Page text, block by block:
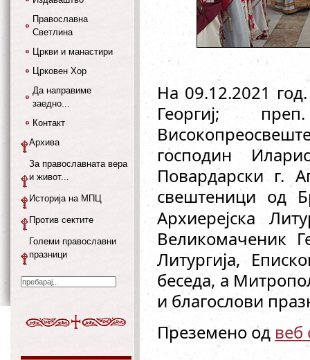
На 09.12.2021
Георгиј;
господин
Повардарски г.
свештеници од
Архиерејска
Великомаченик
Литургија,
беседа, а
и благослови
Преземено од веб
Православна
Светлина
Цркви и манастири
Црковен Хор
Да направиме
заедно...
Контакт
Архива
За православната вера
и живот...
Историја на МПЦ
Против сектите
Големи православни
празници